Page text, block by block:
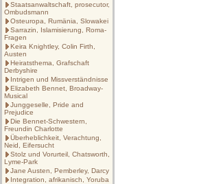
Staatsanwaltschaft, prosecutor,
Ombudsmann
Osteuropa, Rumänia, Slowakei
Sarrazin, Islamisierung, Roma-
Fragen
Keira Knightley, Colin Firth,
Austen
Heiratsthema, Grafschaft
Derbyshire
Intrigen und Missverständnisse
Elizabeth Bennet, Broadway-
Musical
Junggeselle, Pride and
Prejudice
Die Bennet-Schwestern,
Freundin Charlotte
Überheblichkeit, Verachtung,
Neid, Eifersucht
Stolz und Vorurteil, Chatsworth,
Lyme-Park
Jane Austen, Pemberley, Darcy
Integration, afrikanisch, Yoruba